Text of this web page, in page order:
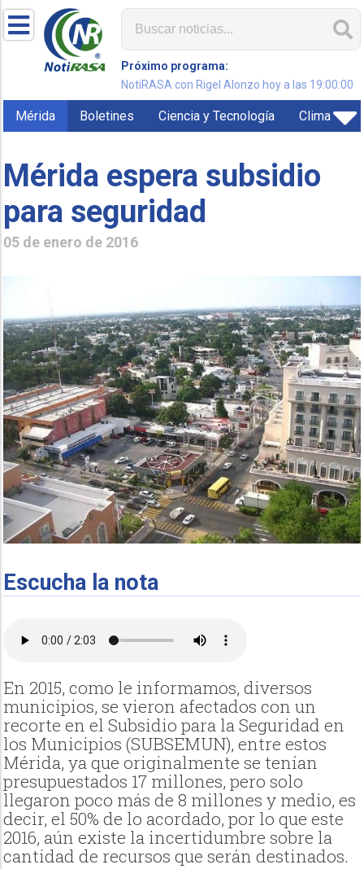
Próximo programa:
NotiRASA con Rigel Alonzo hoy a las 19:00:00
Mérida Boletines Ciencia y Tecnología Clima
Mérida espera subsidio
para seguridad
05 de enero de 2016
Escucha la nota
En 2015, como le informamos, diversos
municipios, se vieron afectados con un
recorte en el Subsidio para la Seguridad en
los Municipios (SUBSEMUN), entre estos
Mérida, ya que originalmente se tenían
presupuestados 17 millones, pero solo
llegaron poco más de 8 millones y medio, es
decir, el 50% de lo acordado, por lo que este
2016, aún existe la incertidumbre sobre la
cantidad de recursos que serán destinados.